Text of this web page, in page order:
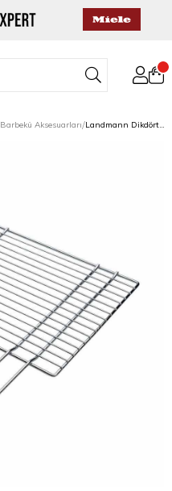
Barbekü Aksesuarları Landmann Dikdörtgen Izgara 60X40 cm Krom